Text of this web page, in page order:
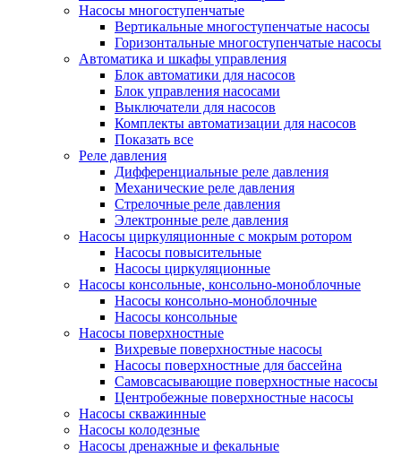
Насосы многоступенчатые
Вертикальные многоступенчатые насосы
Горизонтальные многоступенчатые насосы
Автоматика и шкафы управления
Блок автоматики для насосов
Блок управления насосами
Выключатели для насосов
Комплекты автоматизации для насосов
Показать все
Реле давления
Дифференциальные реле давления
Механические реле давления
Стрелочные реле давления
Электронные реле давления
Насосы циркуляционные с мокрым ротором
Насосы повысительные
Насосы циркуляционные
Насосы консольные, консольно-моноблочные
Насосы консольно-моноблочные
Насосы консольные
Насосы поверхностные
Вихревые поверхностные насосы
Насосы поверхностные для бассейна
Самовсасывающие поверхностные насосы
Центробежные поверхностные насосы
Насосы скважинные
Насосы колодезные
Насосы дренажные и фекальные